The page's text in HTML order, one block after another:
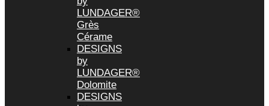
LUNDAGER®
Grès
Cérame
DESIGNS
by
LUNDAGER®
Dolomite
DESIGNS